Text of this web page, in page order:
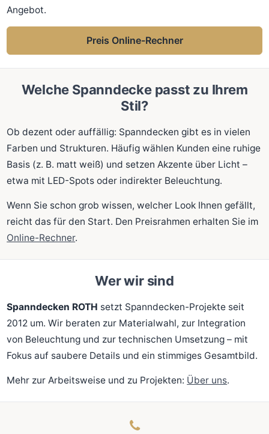
Angebot.
Preis Online-Rechner
Welche Spanndecke passt zu Ihrem
Stil?
Ob dezent oder auffällig: Spanndecken gibt es in vielen
Farben und Strukturen. Häufig wählen Kunden eine ruhige
Basis (z. B. matt weiß) und setzen Akzente über Licht –
etwa mit LED-Spots oder indirekter Beleuchtung.
Wenn Sie schon grob wissen, welcher Look Ihnen gefällt,
reicht das für den Start. Den Preisrahmen erhalten Sie im
Online-Rechner.
Wer wir sind
Spanndecken ROTH setzt Spanndecken-Projekte seit
2012 um. Wir beraten zur Materialwahl, zur Integration
von Beleuchtung und zur technischen Umsetzung – mit
Fokus auf saubere Details und ein stimmiges Gesamtbild.
Mehr zur Arbeitsweise und zu Projekten: Über uns.